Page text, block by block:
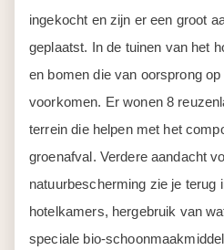
ingekocht en zijn er een groot
geplaatst. In de tuinen van het
en bomen die van oorsprong
voorkomen. Er wonen 8
terrein die helpen met het
groenafval. Verdere aandacht
natuurbescherming zie je terug
hotelkamers, hergebruik van
speciale bio-